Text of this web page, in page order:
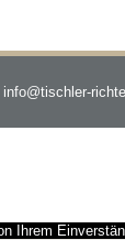
info@tischler-
Ihrem